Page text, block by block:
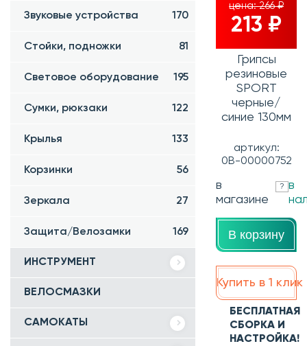
Звуковые устройства 170
Стойки, подножки 81
Световое оборудование 195
Сумки, рюкзаки 122
Крылья 133
Корзинки 56
Зеркала 27
Защита/Велозамки 169
ИНСТРУМЕНТ
ВЕЛОСМАЗКИ
САМОКАТЫ
цена:266 ₽
213 ₽
Грипсы
резиновые
SPORT
черные/
синие 130мм
артикул:
0В-00000752
в
магазине
? в
В корзину
Купить в 1 клик
БЕСПЛАТНАЯ
СБОРКА И
НАСТРОЙКА!